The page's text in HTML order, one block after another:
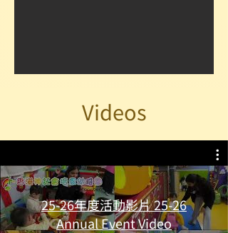
Videos
25-26年度活動影片 25-26
Annual Event Video